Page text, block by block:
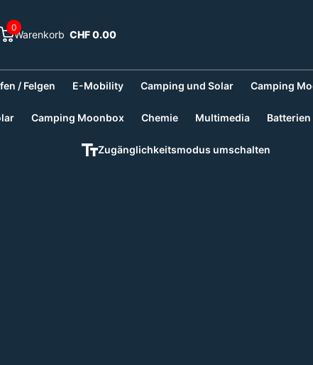
Warenkorb
0
CHF 0.00
/ Felgen E-Mobility Camping und Solar Camping
Camping Moonbox Chemie Multimedia Batterien
Zugänglichkeitsmodus umschalten